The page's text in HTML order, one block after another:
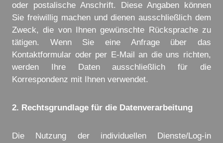
oder postalische Anschrift. Diese Angaben können
Sie freiwillig machen und dienen ausschließlich dem
Zweck, die von Ihnen gewünschte Rücksprache zu
tätigen. Wenn Sie eine Anfrage über das
Kontaktformular oder per E-Mail an die uns richten,
werden Ihre Daten ausschließlich für die
Korrespondenz mit Ihnen verwendet.
2. Rechtsgrundlage für die Datenverarbeitung
Die Nutzung der individuellen Dienste/Log-in